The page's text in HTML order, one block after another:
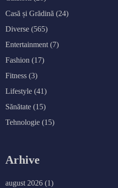
Casă și Grădină (24)
Diverse (565)
Entertainment (7)
Fashion (17)
Fitness (3)
Lifestyle (41)
Sănătate (15)
Tehnologie (15)
Arhive
august 2026 (1)